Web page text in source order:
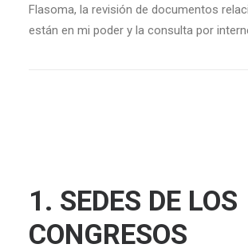
Flasoma, la revisión de documentos
están en mi poder y la consulta por
1. SEDES DE LOS
CONGRESOS